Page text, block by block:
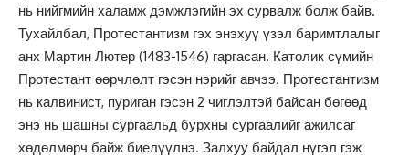
нь нийгмийн халамж дэмжлэгийн эх сурвалж болж байв.
Тухайлбал, Протестантизм гэх энэхуү үзэл баримтлалыг
анх Мартин Лютер (1483-1546) гаргасан. Католик сүмийн
Протестант өөрчлөлт гэсэн нэрийг авчээ. Протестантизм
нь калвинист, пуриган гэсэн 2 чиглэлтэй байсан бөгөөд
энэ нь шашны сургаальд бурхны сургаалийг ажилсаг
хөдөлмөрч байж биелүүлнэ. Залхуу байдал нүгэл гэж